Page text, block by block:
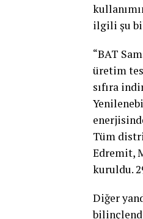
ilgili şu
“BAT
üretim
sıfıra
Tüm
Edremit,
kuruldu.
Diğer